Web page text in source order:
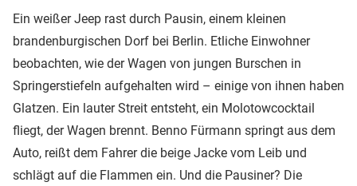
Ein weißer Jeep rast durch Pausin, einem kleinen
brandenburgischen Dorf bei Berlin. Etliche Einwohner
beobachten, wie der Wagen von jungen Burschen in
Springerstiefeln aufgehalten wird – einige von ihnen haben
Glatzen. Ein lauter Streit entsteht, ein Molotowcocktail
fliegt, der Wagen brennt. Benno Fürmann springt aus dem
Auto, reißt dem Fahrer die beige Jacke vom Leib und
schlägt auf die Flammen ein. Und die Pausiner? Die